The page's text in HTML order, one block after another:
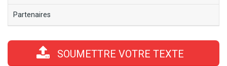
Partenaires
SOUMETTRE VOTRE TEXTE